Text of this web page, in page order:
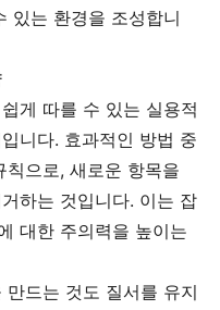
있는 환경을 조성합니
게 따를 수 있는 실용적
니다. 효과적인 방법 중
칙으로, 새로운 항목을
하는 것입니다. 이는 잡
대한 주의력을 높이는
드는 것도 질서를 유지